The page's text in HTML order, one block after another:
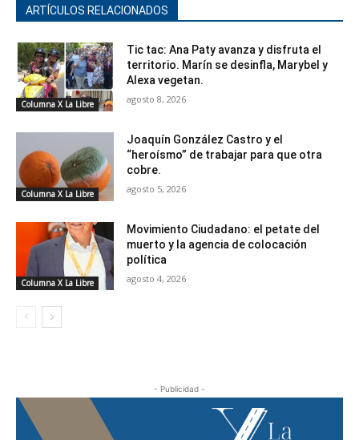
ARTÍCULOS RELACIONADOS
Columna X La Libre
Tic tac: Ana Paty avanza y disfruta el
territorio. Marín se desinfla, Marybel y
Alexa vegetan.
agosto 8, 2026
Columna X La Libre
Joaquín González Castro y el
“heroísmo” de trabajar para que otra
cobre.
agosto 5, 2026
Columna X La Libre
Movimiento Ciudadano: el petate del
muerto y la agencia de colocación
política
agosto 4, 2026
- Publicidad -